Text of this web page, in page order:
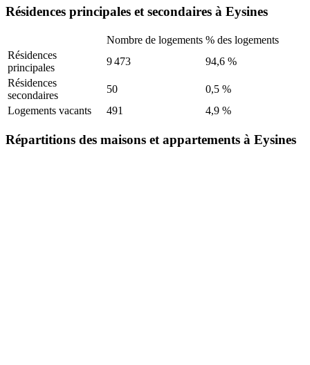
Résidences principales et secondaires à Eysines
Nombre de logements % des logements
Résidences
principales
9 473
94,6 %
Résidences
secondaires
50
0,5 %
Logements vacants
491 4,9 %
Répartitions des maisons et appartements à Eysines